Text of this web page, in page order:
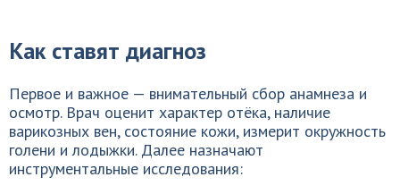
Как ставят диагноз
Первое и важное — внимательный сбор анамнеза и
осмотр. Врач оценит характер отёка, наличие
варикозных вен, состояние кожи, измерит окружность
голени и лодыжки. Далее назначают
инструментальные исследования: